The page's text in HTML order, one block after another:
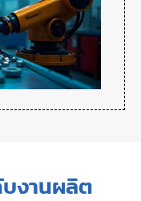
บงานผลิต